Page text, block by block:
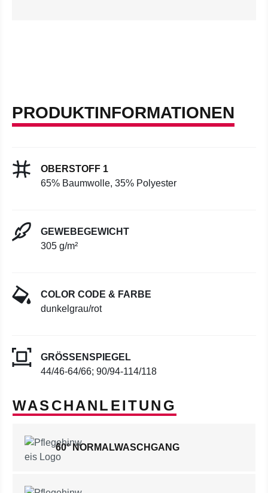
PRODUKTINFORMATIONEN
OBERSTOFF 1
65% Baumwolle, 35% Polyester
GEWEBEGEWICHT
305 g/m²
COLOR CODE & FARBE
dunkelgrau/rot
GRÖSSENSPIEGEL
44/46-64/66; 90/94-114/118
WASCHANLEITUNG
60° NORMALWASCHGANG